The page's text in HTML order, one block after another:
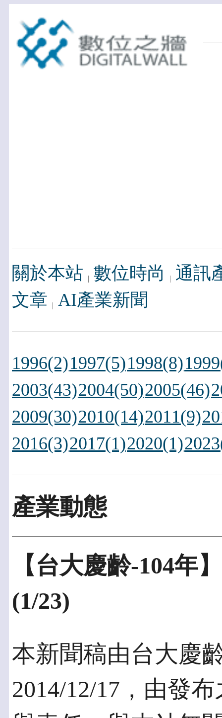
關於本站 數位時尚
通訊
文章 AI產業新聞
1996(2)1997(5)1998(8)
2003(43)2004(50)2005(46)
2009(30)2010(14)2011(9)
2016(3)2017(1)2020(1)
產業動態
【台大慶齡-104年
(1/23)
本新聞稿由台大慶
2014/12/17，由發